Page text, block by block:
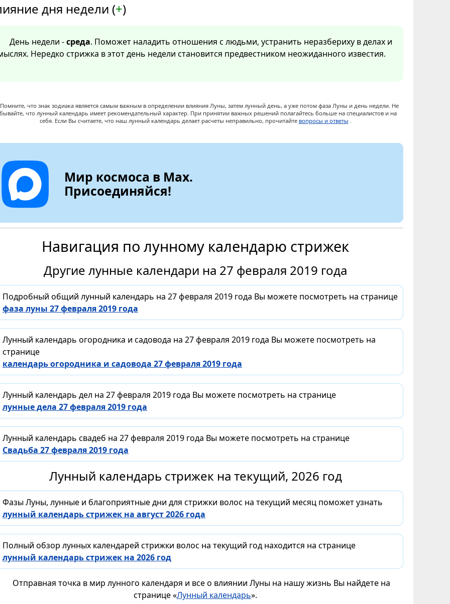
дня недели (+)
День недели -среда. Поможет наладить отношения с людьми, устранить неразбериху в делах и
Нередко стрижка в этот день недели становится предвестником неожиданного известия.
Помните, что знак зодиака является самым важным в определении влияния Луны, затем лунный день, а уже потом фаза Луны и день недели. Не
что лунный календарь имеет рекомендательный характер. При принятии важных решений полагайтесь больше на специалистов и на
себя. Если Вы считаете, что наш лунный календарь делает расчеты неправильно, прочитайте вопросы и ответы .
Мир космоса в Max.
Присоединяйся!
Навигация по лунному календарю стрижек
Другие лунные календари на 27 февраля 2019 года
Подробный общий лунный календарь на 27 февраля 2019 года Вы можете посмотреть на странице
фаза луны 27 февраля 2019 года
Лунный календарь огородника и садовода на 27 февраля 2019 года Вы можете посмотреть на
странице
календарь огородника и садовода 27 февраля 2019 года
Лунный календарь дел на 27 февраля 2019 года Вы можете посмотреть на странице
лунные дела 27 февраля 2019 года
Лунный календарь свадеб на 27 февраля 2019 года Вы можете посмотреть на странице
Свадьба 27 февраля 2019 года
Лунный календарь стрижек на текущий, 2026 год
Фазы Луны, лунные и благоприятные дни для стрижки волос на текущий месяц поможет узнать
лунный календарь стрижек на август 2026 года
Полный обзор лунных календарей стрижки волос на текущий год находится на странице
лунный календарь стрижек на 2026 год
Отправная точка в мир лунного календаря и все о влиянии Луны на нашу жизнь Вы найдете на
странице «Лунный календарь».